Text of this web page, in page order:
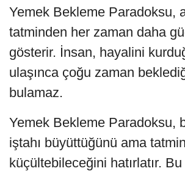
Yemek Bekleme Paradoksu,
tatminden her zaman daha
gösterir. İnsan, hayalini
ulaşınca çoğu zaman
bulamaz.
Yemek Bekleme Paradoksu,
iştahı büyüttüğünü ama
küçültebileceğini hatırlatır.